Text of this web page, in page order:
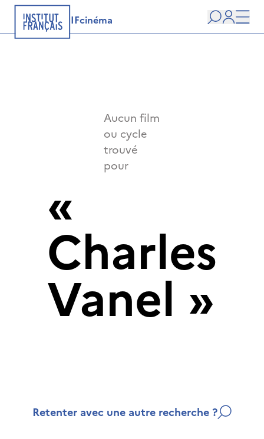
IFcinéma
user
Aucun film
ou cycle
trouvé
pour
«
Charles
Vanel »
Retenter avec une autre recherche ?